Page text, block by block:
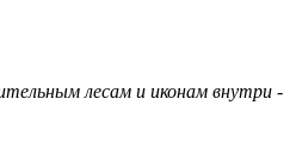
лесам и иконам внутри -